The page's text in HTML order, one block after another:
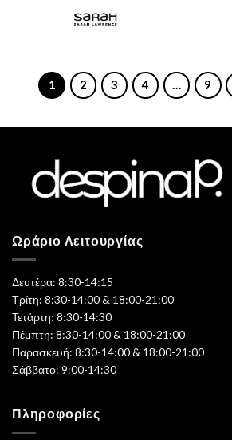
1 2 3 4 … 9
Ωράριο Λειτουργίας
Δευτέρα: 8:30-14:15
Τρίτη: 8:30-14:00 & 18:00-21:00
Τετάρτη: 8:30-14:30
Πέμπτη: 8:30-14:00 & 18:00-21:00
Παρασκευή: 8:30-14:00 & 18:00-21:00
Σάββατο: 9:00-14:30
Πληροφορίες